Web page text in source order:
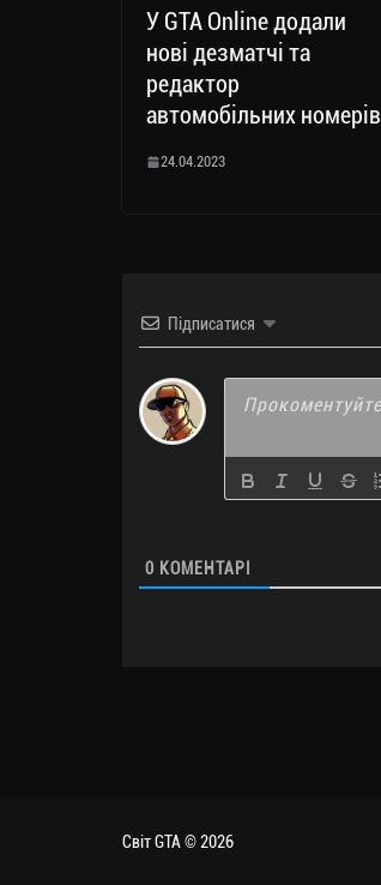
У GTA Online додали
нові дезматчі та
редактор
автомобільних номерів
24.04.2023
Підписатися
0 КОМЕНТАРІ
Світ GTA © 2026